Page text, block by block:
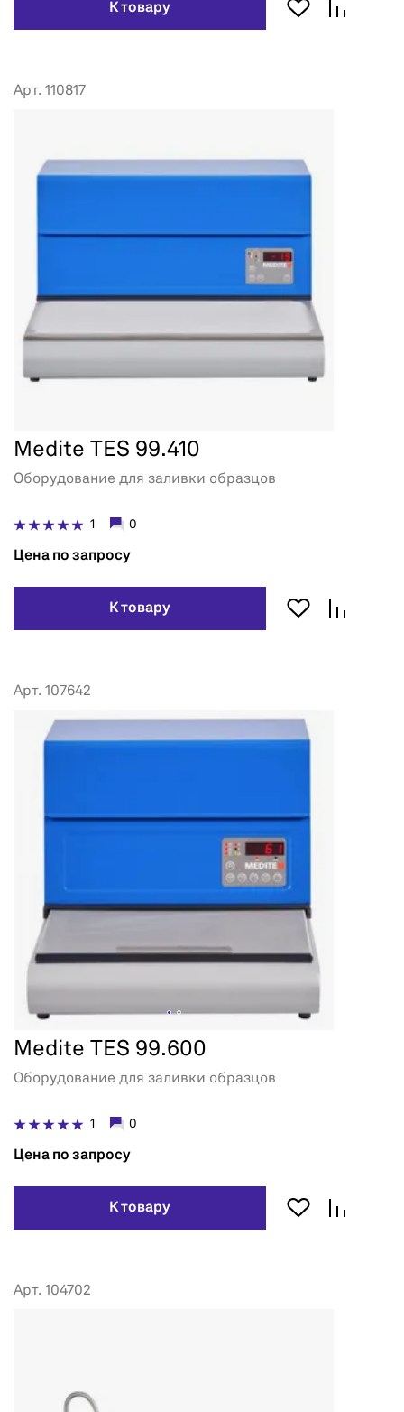
К товару
Арт. 110817
Medite TES 99.410
Оборудование для заливки образцов
1 0
Цена по запросу
К товару
Арт. 107642
Medite TES 99.600
Оборудование для заливки образцов
1 0
Цена по запросу
К товару
Арт. 104702